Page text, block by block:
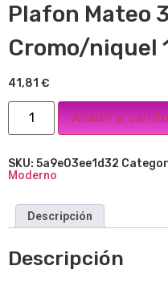
Plafon Mateo
Cromo/niquel
41,81 €
Añadir al carrito
SKU: 5a9e03ee1d32
Moderno
Descripción
Descripción